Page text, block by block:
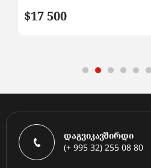
$17 500
დაგვიკავშირდი
(+ 995 32) 255 08 80